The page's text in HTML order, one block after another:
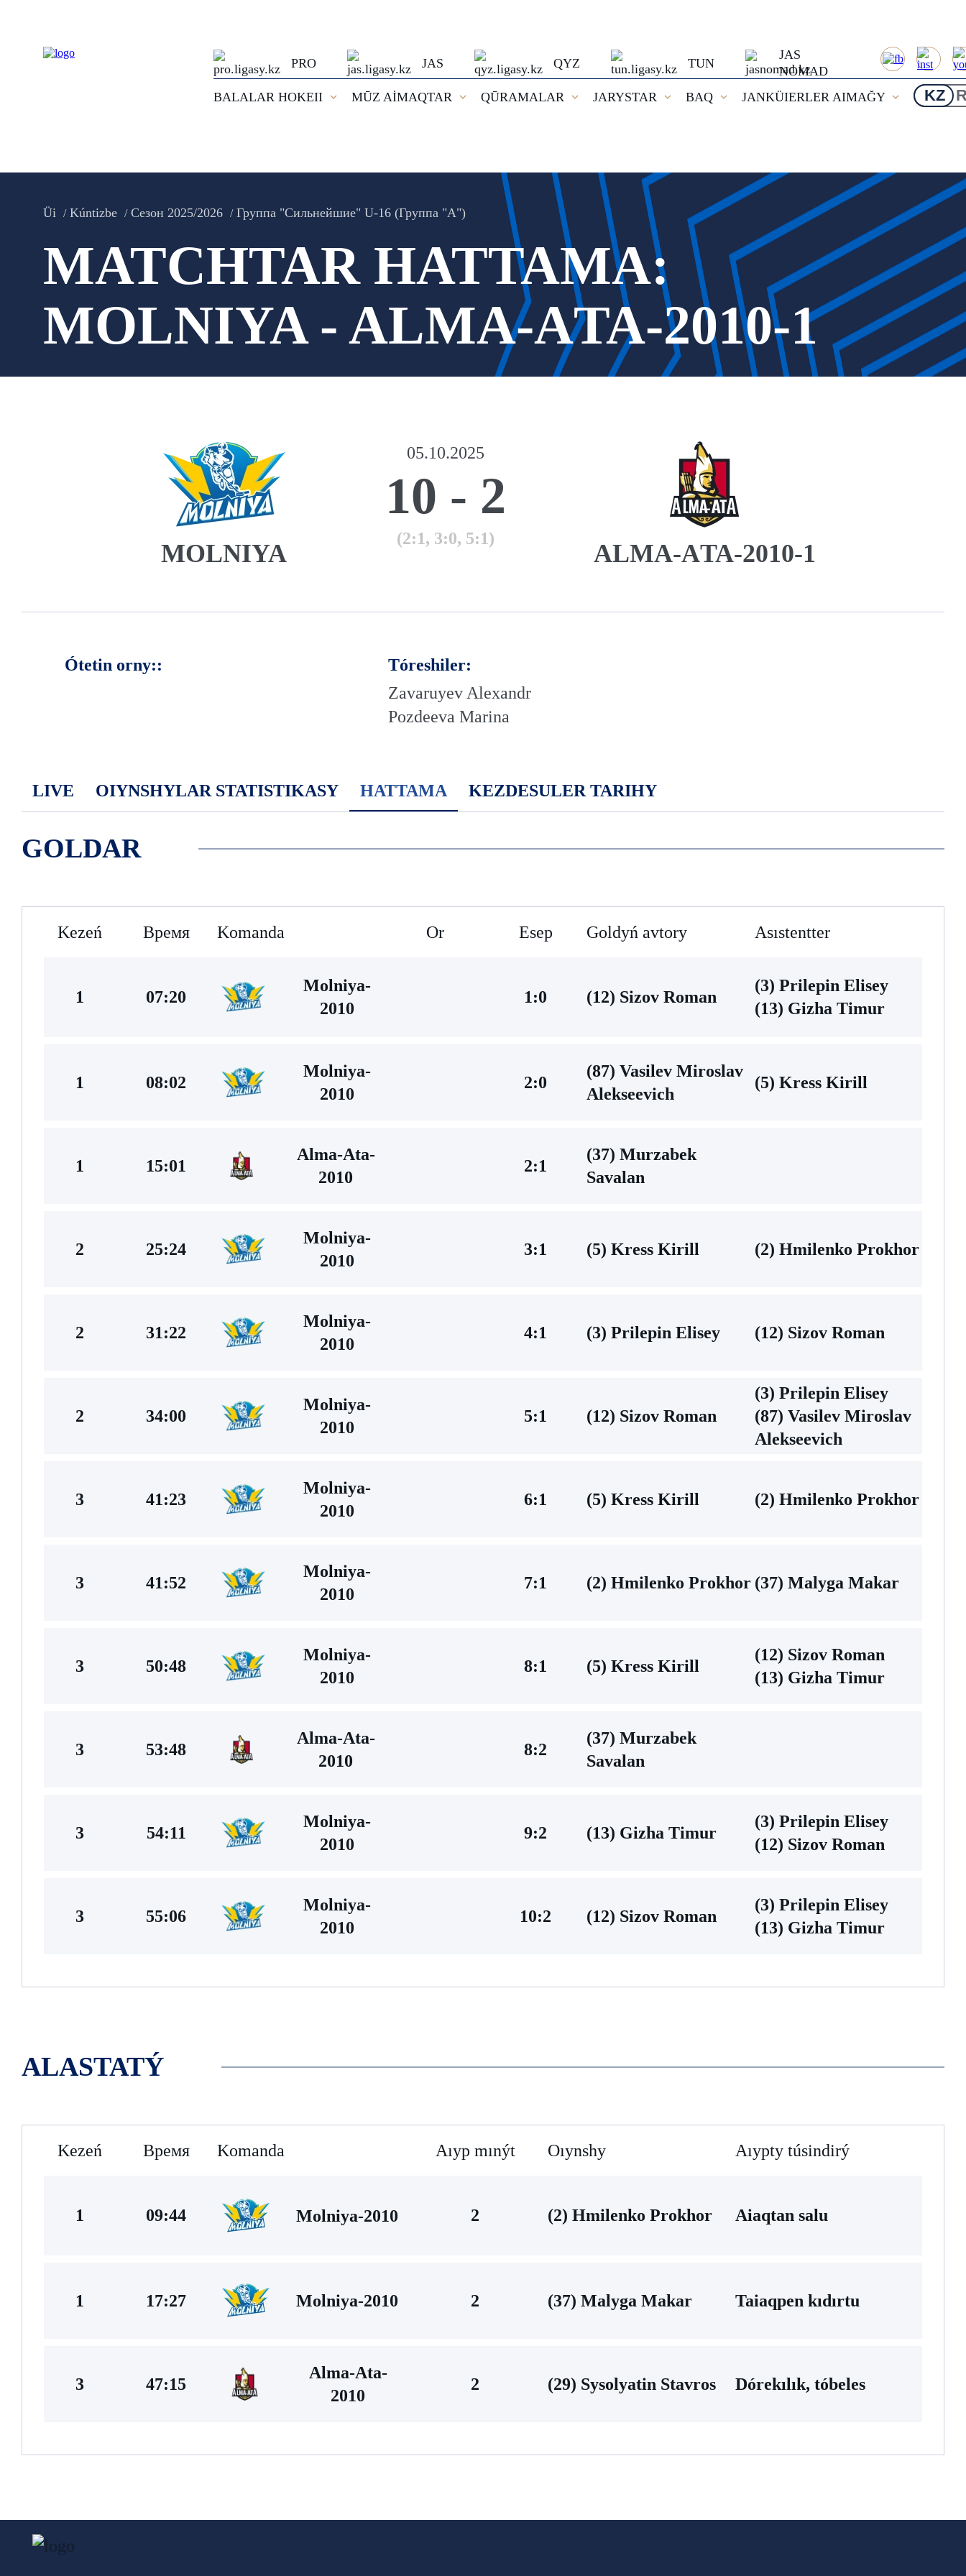
PRO JAS QYZ TUN
JAS
NOMAD
BALALAR HOKEII
MŪZ AİMAQTAR QŪRAMALAR JARYSTAR BAQ JANKÜIERLER AIMAĞY KZ
Üi Kúntizbe Сезон 2025/2026 Группа "Сильнейшие" U-16 (Группа "А")
MATCHTAR HATTAMA:
MOLNIYA - ALMA-АTA-2010-1
MOLNIYA
05.10.2025
10 - 2
(2:1, 3:0, 5:1)
ALMA-АTA-2010-1
Ótetin orny::
Tóreshiler:
Zavaruyev Alexandr
Pozdeeva Marina
LIVE OIYNSHYLAR STATISTIKASY HATTAMA KEZDESULER TARIHY
GOLDAR
Kezeń Время Komanda Or Esep Goldyń avtory Asıstentter
1 07:20
Molniya-
2010
1:0 (12) Sizov Roman
(3) Prilepin Elisey
(13) Gizha Timur
1 08:02
Molniya-
2010
2:0
(87) Vasilev Miroslav
Alekseevich
(5) Kress Kirill
1 15:01
Alma-Аta-
2010
2:1
(37) Murzabek
Savalan
2 25:24
Molniya-
2010
3:1 (5) Kress Kirill (2) Hmilenko Prokhor
2 31:22
Molniya-
2010
4:1 (3) Prilepin Elisey (12) Sizov Roman
2 34:00
Molniya-
2010
5:1 (12) Sizov Roman
(3) Prilepin Elisey
(87) Vasilev Miroslav
Alekseevich
3 41:23
Molniya-
2010
6:1 (5) Kress Kirill (2) Hmilenko Prokhor
3 41:52
Molniya-
2010
7:1 (2) Hmilenko Prokhor (37) Malyga Mаkar
3 50:48
Molniya-
2010
8:1 (5) Kress Kirill
(12) Sizov Roman
(13) Gizha Timur
3 53:48
Alma-Аta-
2010
8:2
(37) Murzabek
Savalan
3 54:11
Molniya-
2010
9:2 (13) Gizha Timur
(3) Prilepin Elisey
(12) Sizov Roman
3 55:06
Molniya-
2010
10:2 (12) Sizov Roman
(3) Prilepin Elisey
(13) Gizha Timur
ALASTATÝ
Kezeń Время Komanda Aıyp mınýt Oıynshy Aıypty túsindirý
1 09:44 Molniya-2010 2 (2) Hmilenko Prokhor Aiaqtan salu
1 17:27 Molniya-2010 2 (37) Malyga Mаkar Taiaqpen kıdırtu
3 47:15
Alma-Аta-
2010
2 (29) Sysolyatin Stavros Dórekılık, tóbeles